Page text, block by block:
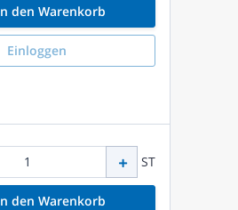
den Warenkorb
Einloggen
ST
den Warenkorb